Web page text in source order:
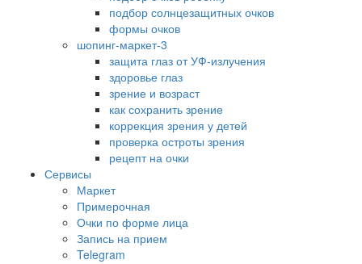
подбор солнцезащитных очков
формы очков
шопинг-маркет-3
защита глаз от УФ-излучения
здоровье глаз
зрение и возраст
как сохранить зрение
коррекция зрения у детей
проверка остроты зрения
рецепт на очки
Сервисы
Маркет
Примерочная
Очки по форме лица
Запись на прием
Telegram